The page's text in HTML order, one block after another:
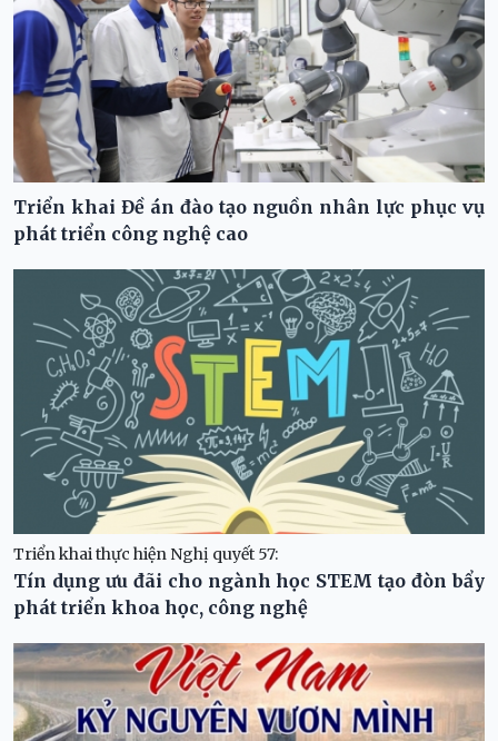
Triển khai Đề án đào tạo nguồn nhân lực phục vụ
phát triển công nghệ cao
Triển khai thực hiện Nghị quyết 57:
Tín dụng ưu đãi cho ngành học STEM tạo đòn bẩy
phát triển khoa học, công nghệ